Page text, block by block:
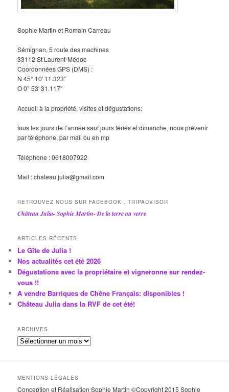
Sophie Martin et Romain Carreau
Sémignan, 5 route des machines
33112 St Laurent-Médoc
Coordonnées GPS (DMS) :
N 45° 10′ 11.323″
O 0° 53′ 31.117″
Accueil à la propriété, visites et dégustations:
tous les jours de l’année sauf jours fériés et dimanche, nous prévenir
par téléphone, par mail ou en mp
Téléphone : 0618007922
Mail : chateau.julia@gmail.com
RETROUVEZ NOUS SUR FACEBOOK , TRIPADVISOR
Château Julia- Sophie Martin- De la terre au verre
ARTICLES RÉCENTS
Le Gîte de Julia !
Nos actualités cet été 2026
Dégustations avec la propriétaire et vigneronne sur rendez-
vous !!
A vendre Barriques de Chêne Français: disponibles !
Château Julia dans la RVF de cet été!
ARCHIVES
A
c
i
v
MENTIONS LÉGALES
Conception et Réalisation Sophie Martin ©Copyright 2015 Sophie